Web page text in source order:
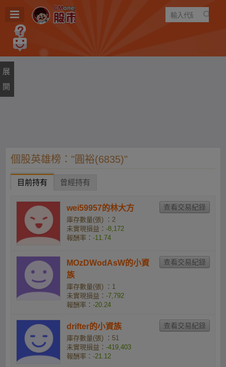
遊戲
個股英雄榜："圓裕(6835)"
目前持有 曾經持有
wei59957的林大方
庫存數量(張) ：2
未實現損益： -8,172
報酬率： -11.74
MOzDWodAsW的小資
族
庫存數量(張) ：1
未實現損益： -7,792
報酬率： -20.24
drifter的小資族
庫存數量(張) ：51
未實現損益： -419,403
報酬率： -21.12